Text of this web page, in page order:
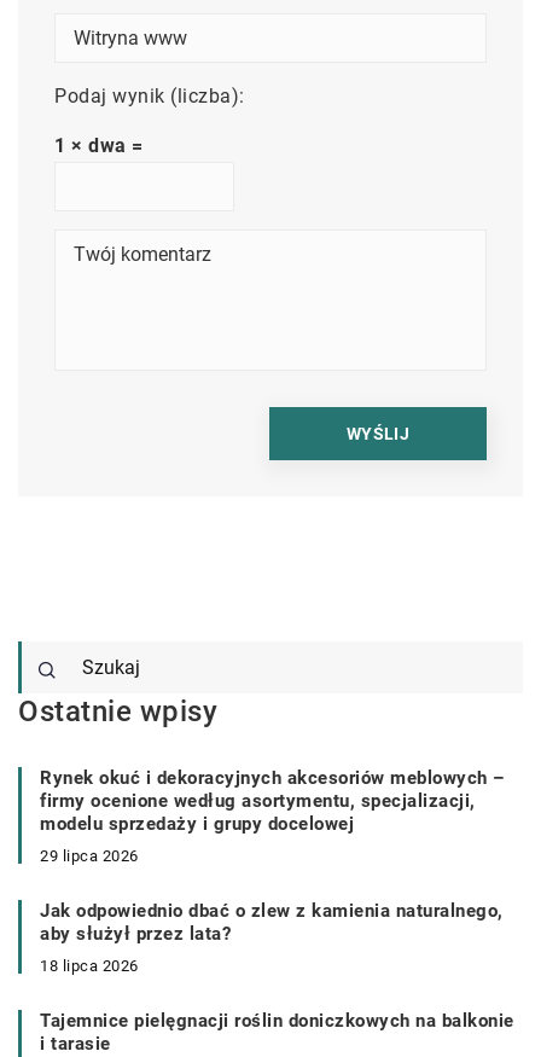
Podaj wynik (liczba):
1 × dwa =
Ostatnie wpisy
Rynek okuć i dekoracyjnych akcesoriów meblowych –
firmy ocenione według asortymentu, specjalizacji,
modelu sprzedaży i grupy docelowej
29 lipca 2026
Jak odpowiednio dbać o zlew z kamienia naturalnego,
aby służył przez lata?
18 lipca 2026
Tajemnice pielęgnacji roślin doniczkowych na balkonie
i tarasie